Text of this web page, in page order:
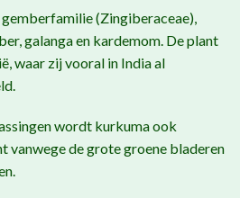
(Zingiberaceae),
galanga en kardemom. De plant
waar zij vooral in India al
wordt kurkuma ook
vanwege de grote groene bladeren